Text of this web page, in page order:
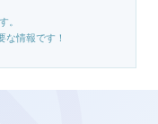
。
情報です！